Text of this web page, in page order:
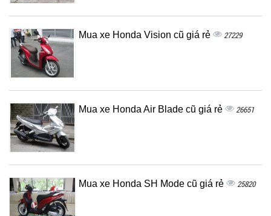
Mua xe Honda Vision cũ giá rẻ 27229
Mua xe Honda Air Blade cũ giá rẻ 26651
Mua xe Honda SH Mode cũ giá rẻ 25820